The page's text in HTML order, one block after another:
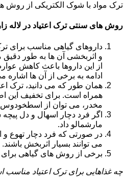
ترک مواد با شوک الکتریکی از روش
روش های سنتی ترک اعتیاد در لاله
داروهای گیاهی مناسب برای
و اثربخشی آن ها به طور
از این داروها باعث کاهش
ادامه به برخی از آن ها اشاره
همان طور که می دانید، ترک
همراه است. برای تخفیف این
مخدر، می توان از اسطخودوس
اگر فرد دچار اسهال و دل
مارشمالو داد.
در صورتی که فرد دچار تهوع و
می توانند بسیار اثربخش باشند.
برخی از روش های گیاهی برای
چه غذاهایی برای ترک اعتیاد مناسب